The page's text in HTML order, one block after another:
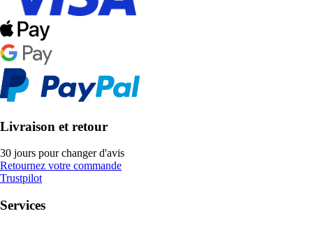
Livraison et retour
30 jours pour changer d'avis
Retournez votre commande
Trustpilot
Services